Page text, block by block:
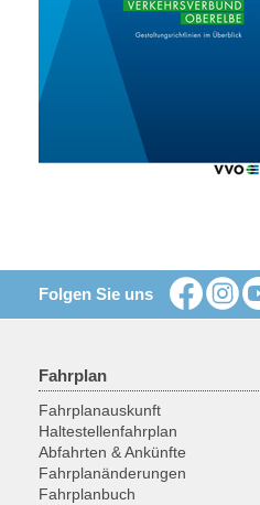
Folgen Sie uns
Fahrplan
Fahrplanauskunft
Haltestellenfahrplan
Abfahrten & Ankünfte
Fahrplanänderungen
Fahrplanbuch